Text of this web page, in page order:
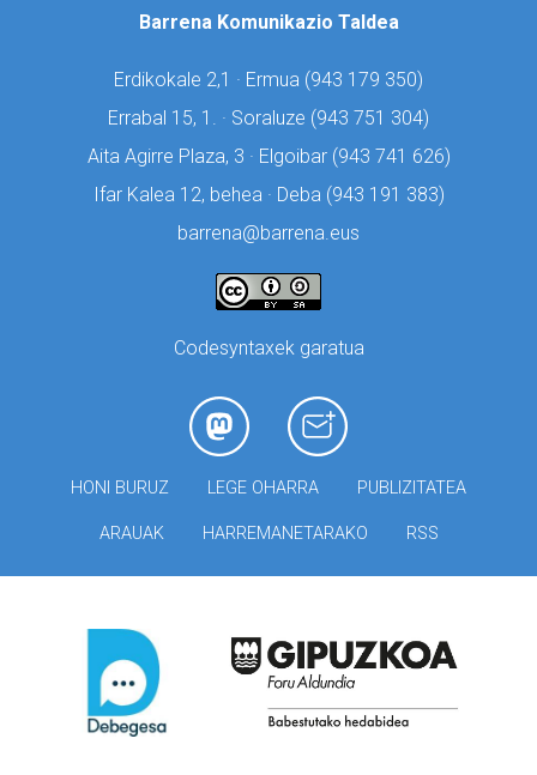
Barrena Komunikazio Taldea
Erdikokale 2,1 · Ermua (943 179 350)
Errabal 15, 1. · Soraluze (943 751 304)
Aita Agirre Plaza, 3 · Elgoibar (943 741 626)
Ifar Kalea 12, behea · Deba (943 191 383)
barrena@barrena.eus
Codesyntaxek garatua
HONI BURUZ LEGE OHARRA PUBLIZITATEA
ARAUAK HARREMANETARAKO RSS